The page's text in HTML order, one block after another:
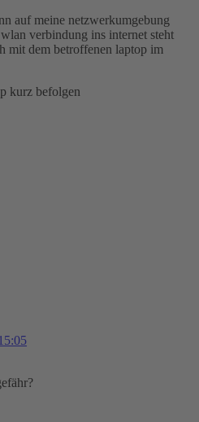
auf meine netzwerkumgebung
verbindung ins internet steht
mit dem betroffenen laptop im
kurz befolgen